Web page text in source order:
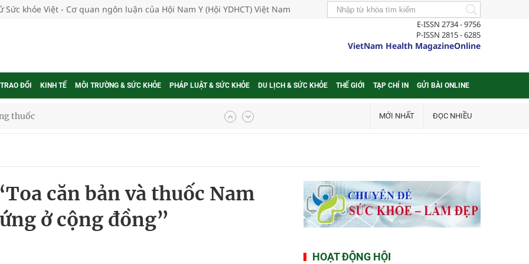
Sức khỏe Việt - Cơ quan ngôn luận của Hội Nam Y (Hội YDHCT) Việt Nam
E-ISSN 2734 - 9756
P-ISSN 2815 - 6285
VietNam Health MagazineOnline
ĐỔI KINH TẾ MÔI TRƯỜNG & SỨC KHỎE PHÁP LUẬT & SỨC KHỎE DU LỊCH & SỨC KHỎE THẾ GIỚI TẠP CHÍ IN GỬI BÀI ONLINE
cực hiệu quả
gia
MỚI NHẤT ĐỌC NHIỀU
căn bản và thuốc Nam
ở cộng đồng”
HOẠT ĐỘNG HỘI